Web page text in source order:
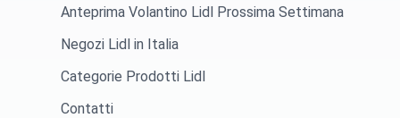
Anteprima Volantino Lidl Prossima Settimana
Negozi Lidl in Italia
Categorie Prodotti Lidl
Contatti